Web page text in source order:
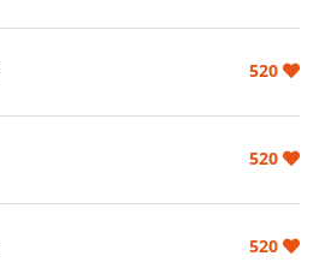
520
520
520